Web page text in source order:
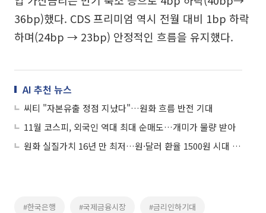
36bp)했다. CDS 프리미엄 역시 전월 대비 1bp 하락
하며(24bp → 23bp) 안정적인 흐름을 유지했다.
AI 추천 뉴스
씨티 "자본유출 정점 지났다"…원화 흐름 반전 기대
11월 코스피, 외국인 역대 최대 순매도…개미가 물량 받아
원화 실질가치 16년 만 최저…원·달러 환율 1500원 시대 현실화되나
#한국은행 #국제금융시장 #금리인하기대